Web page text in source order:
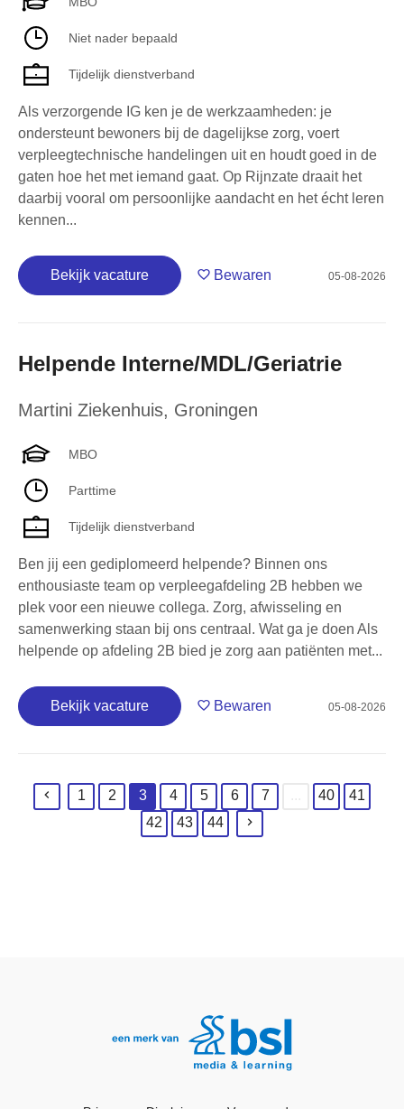
Niet nader bepaald
Tijdelijk dienstverband
Als verzorgende IG ken je de werkzaamheden: je
ondersteunt bewoners bij de dagelijkse zorg, voert
verpleegtechnische handelingen uit en houdt goed in de
gaten hoe het met iemand gaat. Op Rijnzate draait het
daarbij vooral om persoonlijke aandacht en het écht leren
kennen...
Bekijk vacature Bewaren 05-08-2026
Helpende Interne/MDL/Geriatrie
Martini Ziekenhuis, Groningen
MBO
Parttime
Tijdelijk dienstverband
Ben jij een gediplomeerd helpende? Binnen ons
enthousiaste team op verpleegafdeling 2B hebben we
plek voor een nieuwe collega. Zorg, afwisseling en
samenwerking staan bij ons centraal. Wat ga je doen Als
helpende op afdeling 2B bied je zorg aan patiënten met...
Bekijk vacature Bewaren 05-08-2026
1 2
3
(current)
4 5 6 7 40
41
42
43 44